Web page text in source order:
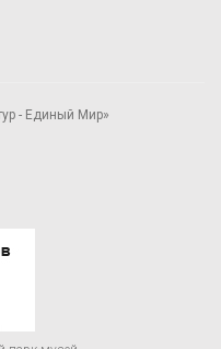
- Единый Мир»